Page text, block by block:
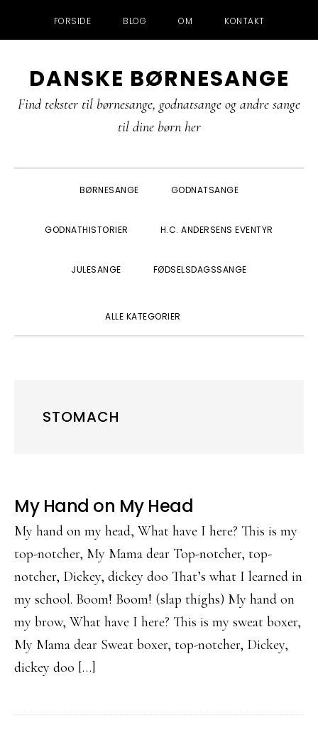
FORSIDE BLOG OM KONTAKT
direkte
til
indhold
direkte
til
direkte
til
DANSKE BØRNESANGE
Find tekster til børnesange, godnatsange og andre sange
til dine børn her
BØRNESANGE GODNATSANGE
GODNATHISTORIER H.C. ANDERSENS EVENTYR
JULESANGE FØDSELSDAGSSANGE
ALLE KATEGORIER
STOMACH
My Hand on My Head
My hand on my head, What have I here? This is my
top-notcher, My Mama dear Top-notcher, top-
notcher, Dickey, dickey doo That’s what I learned in
my school. Boom! Boom! (slap thighs) My hand on
my brow, What have I here? This is my sweat boxer,
My Mama dear Sweat boxer, top-notcher, Dickey,
dickey doo […]